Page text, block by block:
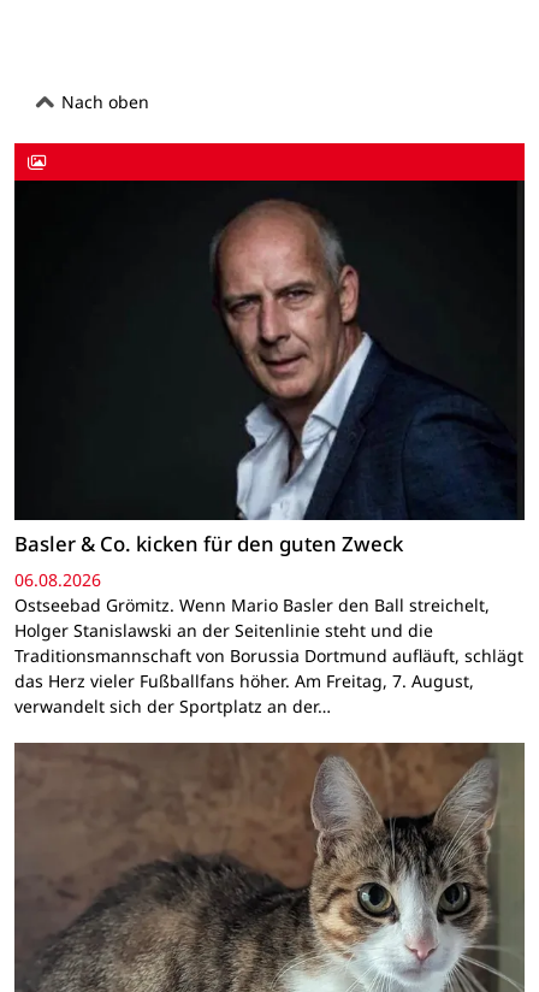
Nach oben
Basler & Co. kicken für den guten Zweck
06.08.2026
Ostseebad Grömitz. Wenn Mario Basler den Ball streichelt,
Holger Stanislawski an der Seitenlinie steht und die
Traditionsmannschaft von Borussia Dortmund aufläuft, schlägt
das Herz vieler Fußballfans höher. Am Freitag, 7. August,
verwandelt sich der Sportplatz an der…